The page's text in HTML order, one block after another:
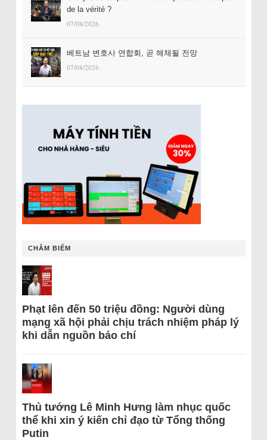
de la vérité ?
07/08/2026
베트남 변호사 연합회, 곧 해체될 전망
07/08/2026
CHÂM BIẾM
Phạt lên đến 50 triệu đồng: Người dùng
mạng xã hội phải chịu trách nhiệm pháp lý
khi dẫn nguồn báo chí
Thủ tướng Lê Minh Hưng làm nhục quốc
thể khi xin ý kiến chỉ đạo từ Tổng thống
Putin